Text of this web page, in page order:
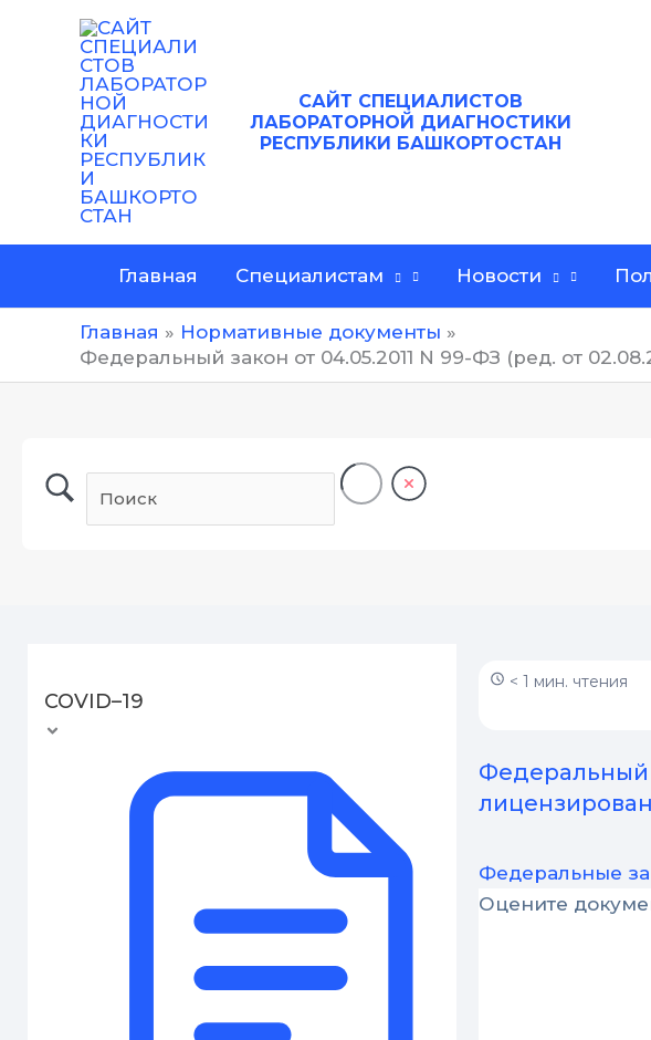
Перейти
содержимому
САЙТ СПЕЦИАЛИСТОВ
ЛАБОРАТОРНОЙ ДИАГНОСТИКИ
РЕСПУБЛИКИ БАШКОРТОСТАН
Главная Специалистам Новости
Главная
Нормативные документы
Федеральный закон от 04.05.2011 N 99-ФЗ (ред. от
COVID–19
< 1 мин. чтения
Федеральный
Федеральные
Оцените